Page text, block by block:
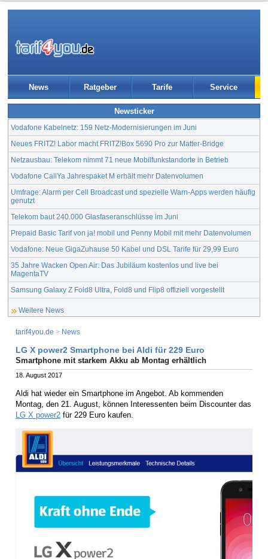
News Ratgeber Tarife Service
Newsticker
Vodafone Kabelnetz: 159 Netz-Modernisierungen im Juni
Neues FRITZ! Labor macht FRITZ!Box 5690 Pro zur Matter-Bridge
Netzausbau: Telekom nimmt 71 neue Mobilfunkstandorte in Betrieb
Vodafone CallYa Jahrespaket M erhält mehr Datenvolumen
Umfrage: Alarm per Cell Broadcast und spezielle Warn-Apps werden häufig
genutzt
Telekom baut 240.000 Glasfaseranschlüsse im Juni
Prepaid Basic Tarif von ja! mobil und Penny Mobil mit mehr Datenvolumen
Vodafone: Neue GigaZuhause 50 Kabel und DSL Tarife für 29,99 Euro
35 Jahre Wacken Open Air: Das Jubiläum kostenlos und live bei
MagentaTV
Samsung Galaxy Z Fold8 Ultra, Fold8 und Flip8 offiziell vorgestellt
Weitere News
tarif4you.de > News
LG X power2 Smartphone bei Aldi für 229 Euro
Smartphone mit starkem Akku ab Montag erhältlich
18. August 2017
Aldi hat wieder ein Smartphone im Angebot. Ab kommenden
Montag, den 21. August, können Interessenten beim Discounter das
LG X power2 für 229 Euro kaufen.